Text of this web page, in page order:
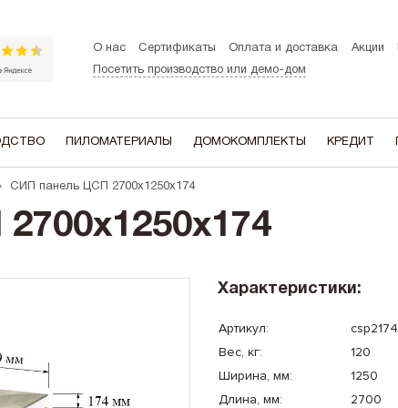
О нас Сертификаты Оплата и доставка Акции
Посетить производство или демо-дом
ЭТАЖНОСТЬ
Одноэтажные
В ДОМЕ ЕСТЬ
Мансардный этаж
Котельная
Сканди
ПИЛОМАТЕРИАЛЫ ДОМОКОМПЛЕКТЫ КРЕДИТ
СИП панель ЦСП 2700x1250x174
Характеристики:
Артикул:
csp2174
Вес, кг:
120
Ширина, мм:
1250
Длина, мм:
2700